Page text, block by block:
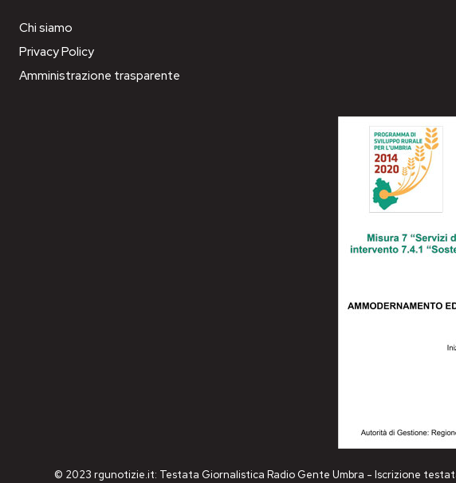
Chi siamo
Privacy Policy
Amministrazione trasparente
© 2023 rgunotizie.it: Testata Giornalistica Radio Gente Umbra - Iscrizione